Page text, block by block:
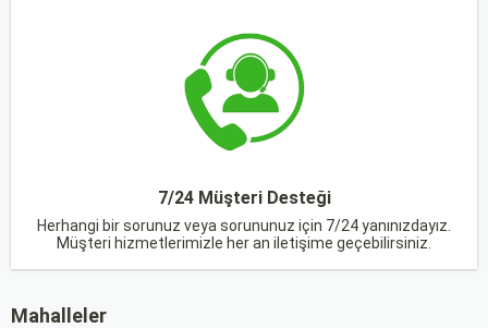
7/24 Müşteri Desteği
Herhangi bir sorunuz veya sorununuz için 7/24 yanınızdayız.
Müşteri hizmetlerimizle her an iletişime geçebilirsiniz.
Mahalleler